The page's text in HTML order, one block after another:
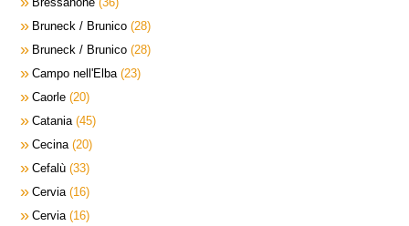
Bruneck / Brunico 28
Bruneck / Brunico 28
Campo nell'Elba 23
Caorle 20
Catania 45
Cecina 20
Cefalù 33
Cervia 16
Cervia 16